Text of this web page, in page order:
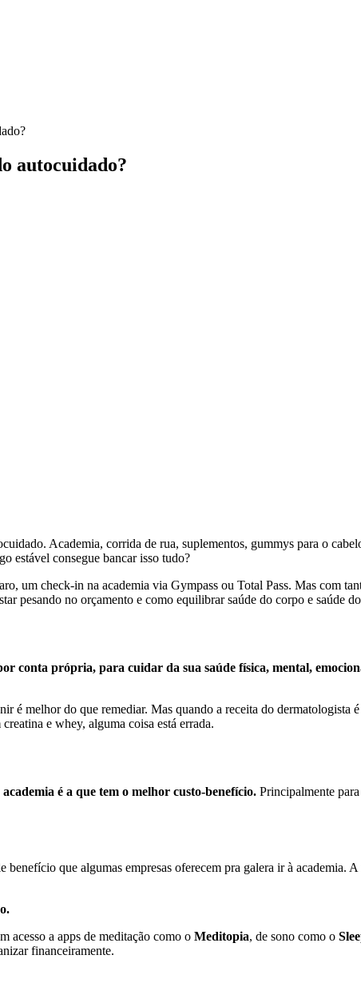
autocuidado?
Academia, corrida de rua, suplementos, gummys para o
estável consegue bancar isso tudo?
um check-in na academia via Gympass ou Total Pass. Mas com
pesando no orçamento e como equilibrar saúde do corpo e saúde
conta própria, para cuidar da sua saúde física, mental,
é melhor do que remediar. Mas quando a receita do dermatologista
e whey, alguma coisa está errada.
é a que tem o melhor custo-benefício. Principalmente
que algumas empresas oferecem pra galera ir à academia.
acesso a apps de meditação como o Meditopia, de sono como o
financeiramente.